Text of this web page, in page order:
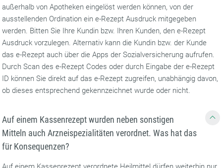
außerhalb von Apotheken eingelöst werden können, von der
ausstellenden Ordination ein e-Rezept Ausdruck mitgegeben
werden. Bitten Sie Ihre Kundin bzw. Ihren Kunden, den e-Rezept
Ausdruck vorzulegen. Alternativ kann die Kundin bzw. der Kunde
das e-Rezept auch über die Apps der Sozialversicherung aufrufen.
Durch Scan des e-Rezept Codes oder durch Eingabe der e-Rezept
ID können Sie direkt auf das e-Rezept zugreifen, unabhängig davon,
ob dieses entsprechend gekennzeichnet wurde oder nicht.
Auf einem Kassenrezept wurden neben sonstigen
Mitteln auch Arzneispezialitäten verordnet. Was hat das
für Konsequenzen?